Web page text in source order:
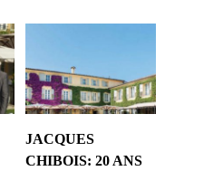
JACQUES
CHIBOIS: 20 ANS